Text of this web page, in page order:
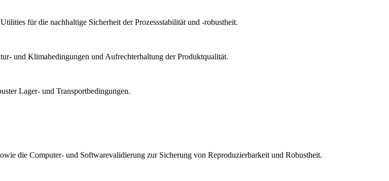
für die nachhaltige Sicherheit der Prozessstabilität und -robustheit.
und Klimabedingungen und Aufrechterhaltung der Produktqualität.
Lager- und Transportbedingungen.
die Computer- und Softwarevalidierung zur Sicherung von Reproduzierbarkeit und Robustheit.